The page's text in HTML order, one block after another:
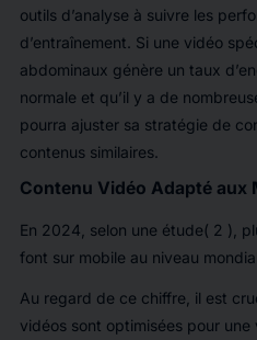
outils d’analyse à suivre les
d’entraînement. Si une vidéo
abdominaux génère un taux
normale et qu’il y a de
pourra ajuster sa stratégie de
contenus similaires.
Contenu Vidéo Adapté aux
En 2024, selon une étude( 2 ),
font sur mobile au niveau
Au regard de ce chiffre, il est
vidéos sont optimisées pour une